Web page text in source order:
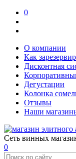
0
О компании
Как
Дисконтная
Дегустации
Колонка
Отзывы
Наши
Сеть винных
0